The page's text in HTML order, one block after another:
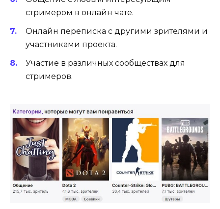
стримером в онлайн чате.
Онлайн переписка с другими зрителями и
участниками проекта.
Участие в различных сообществах для
стримеров.